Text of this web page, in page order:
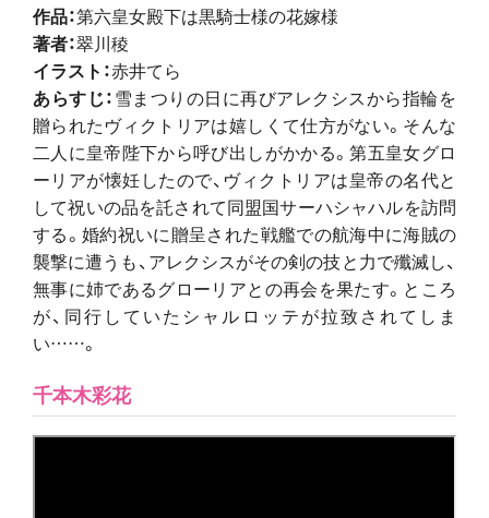
作品：第六皇女殿下は黒騎士様の花嫁様
著者：翠川稜
イラスト：赤井てら
あらすじ：雪まつりの日に再びアレクシスから指輪を
贈られたヴィクトリアは嬉しくて仕方がない。そんな
二人に皇帝陛下から呼び出しがかかる。第五皇女グロ
ーリアが懐妊したので、ヴィクトリアは皇帝の名代と
して祝いの品を託されて同盟国サーハシャハルを訪問
する。婚約祝いに贈呈された戦艦での航海中に海賊の
襲撃に遭うも、アレクシスがその剣の技と力で殲滅し、
無事に姉であるグローリアとの再会を果たす。ところ
が、同行していたシャルロッテが拉致されてしま
い……。
千本木彩花